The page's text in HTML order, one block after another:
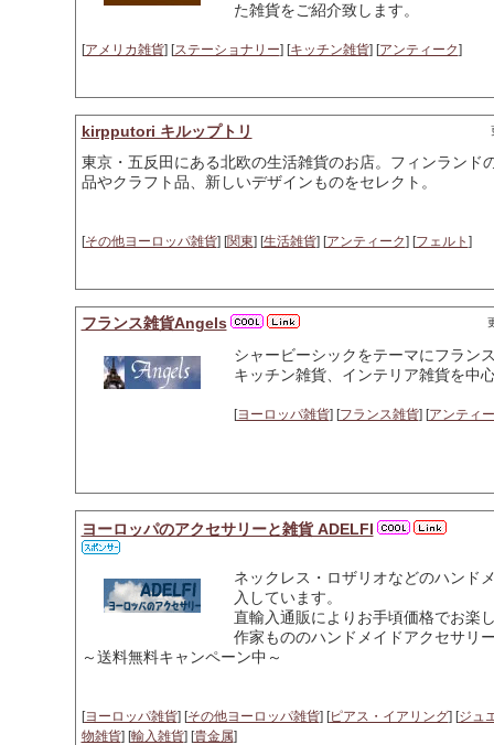
た雑貨をご紹介致します。
[アメリカ雑貨] [ステーショナリー] [キッチン雑貨] [アンティーク]
kirpputori キルップトリ
東京・五反田にある北欧の生活雑貨のお店。フィンランド
品やクラフト品、新しいデザインものをセレクト。
[その他ヨーロッパ雑貨] [関東] [生活雑貨] [アンティーク] [フェルト ]
フランス雑貨Angels
シャービーシックをテーマにフラン
キッチン雑貨、インテリア雑貨を中
[ヨーロッパ雑貨] [フランス雑貨] [アンティ
ヨーロッパのアクセサリーと雑貨 ADELFI
ネックレス・ロザリオなどのハンド
入しています。
直輸入通販によりお手頃価格でお楽
作家もののハンドメイドアクセサリ
～送料無料キャンペーン中～
[ヨーロッパ雑貨] [その他ヨーロッパ雑貨] [ピアス・イアリング] [ジュ
物雑貨] [輸入雑貨] [貴金属]